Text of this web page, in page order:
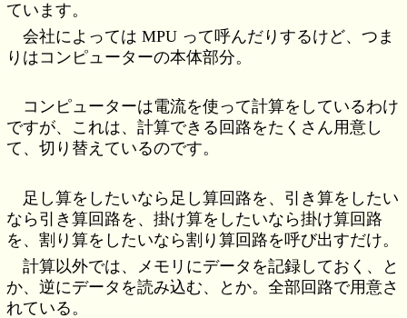
ています。
会社によっては MPU って呼んだりするけど、つま
りはコンピューターの本体部分。
コンピューターは電流を使って計算をしているわけ
ですが、これは、計算できる回路をたくさん用意し
て、切り替えているのです。
足し算をしたいなら足し算回路を、引き算をしたい
なら引き算回路を、掛け算をしたいなら掛け算回路
を、割り算をしたいなら割り算回路を呼び出すだけ。
計算以外では、メモリにデータを記録しておく、と
か、逆にデータを読み込む、とか。全部回路で用意さ
れている。